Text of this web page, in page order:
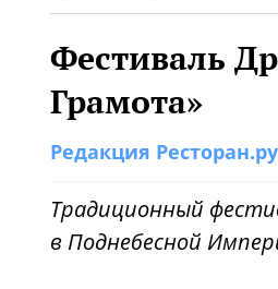
Фестиваль
Грамота»
Редакция Ресторан.ру
Традиционный
в Поднебесной